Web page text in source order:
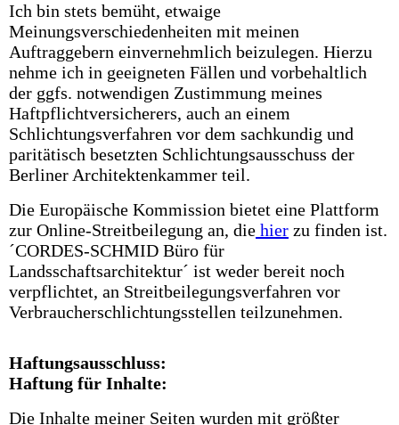
Ich bin stets bemüht, etwaige
Meinungsverschiedenheiten mit meinen
Auftraggebern einvernehmlich beizulegen. Hierzu
nehme ich in geeigneten Fällen und vorbehaltlich
der ggfs. notwendigen Zustimmung meines
Haftpflichtversicherers, auch an einem
Schlichtungsverfahren vor dem sachkundig und
paritätisch besetzten Schlichtungsausschuss der
Berliner Architektenkammer teil.
Die Europäische Kommission bietet eine Plattform
zur Online-Streitbeilegung an, die hier zu finden ist.
´CORDES-SCHMID Büro für
Landsschaftsarchitektur´ ist weder bereit noch
verpflichtet, an Streitbeilegungsverfahren vor
Verbraucherschlichtungsstellen teilzunehmen.
Haftungsausschluss:
Haftung für Inhalte:
Die Inhalte meiner Seiten wurden mit größter